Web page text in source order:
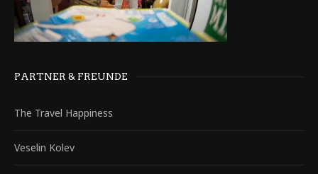
PARTNER & FREUNDE
The Travel Happiness
Veselin Kolev